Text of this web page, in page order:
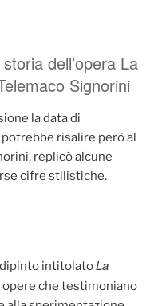
dell’opera La
Signorini
la data di
risalire però al
replicò alcune
cifre stilistiche.
dipinto intitolatoLa
opere che testimoniano